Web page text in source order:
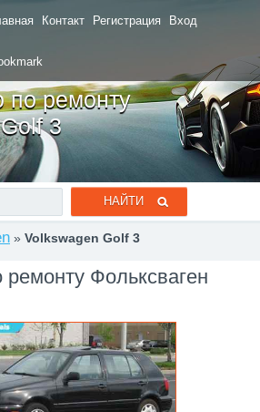
Контакт Регистрация Вход
по ремонту
3
» Volkswagen Golf 3
ремонту Фольксваген